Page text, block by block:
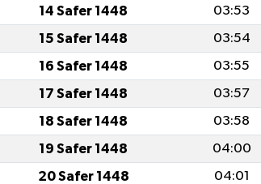
14 Safer 1448 03:53
15 Safer 1448 03:54
16 Safer 1448 03:55
17 Safer 1448 03:57
18 Safer 1448 03:58
19 Safer 1448 04:00
20 Safer 1448 04:01